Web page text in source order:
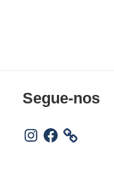
Segue-nos
Instagram
Facebook